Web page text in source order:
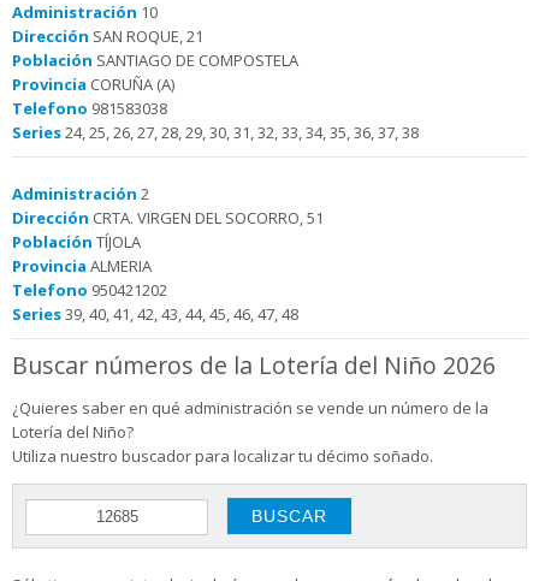
Administración 10
Dirección SAN ROQUE, 21
Población SANTIAGO DE COMPOSTELA
Provincia CORUÑA (A)
Telefono 981583038
Series24, 25, 26, 27, 28, 29, 30, 31, 32, 33, 34, 35, 36, 37, 38
Administración 2
Dirección CRTA. VIRGEN DEL SOCORRO, 51
Población TÍJOLA
Provincia ALMERIA
Telefono 950421202
Series39, 40, 41, 42, 43, 44, 45, 46, 47, 48
Buscar números de la Lotería del Niño 2026
¿Quieres saber en qué administración se vende un número de la
Lotería del Niño?
Utiliza nuestro buscador para localizar tu décimo soñado.